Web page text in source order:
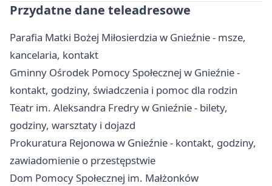
Przydatne dane teleadresowe
Parafia Matki Bożej Miłosierdzia w Gnieźnie - msze,
kancelaria, kontakt
Gminny Ośrodek Pomocy Społecznej w Gnieźnie -
kontakt, godziny, świadczenia i pomoc dla rodzin
Teatr im. Aleksandra Fredry w Gnieźnie - bilety,
godziny, warsztaty i dojazd
Prokuratura Rejonowa w Gnieźnie - kontakt, godziny,
zawiadomienie o przestępstwie
Dom Pomocy Społecznej im. Małżonków